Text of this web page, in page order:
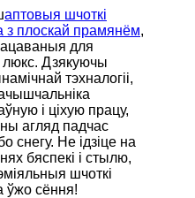
аптовыя шчоткі
з плоскай прамянём,
для
люкс. Дзякуючы
тэхналогіі,
і ціхую працу,
агляд падчас
снегу. Не ідзіце на
бяспекі і стылю,
шчоткі
ўжо сёння!